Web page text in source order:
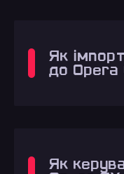
Як
до Opera
Як